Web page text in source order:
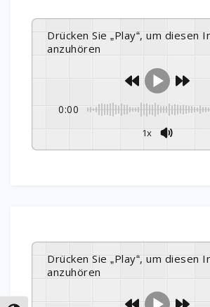
Drücken Sie „Play“, um diesen Inhalt
anzuhören
0:00
1x
Drücken Sie „Play“, um diesen Inhalt
anzuhören